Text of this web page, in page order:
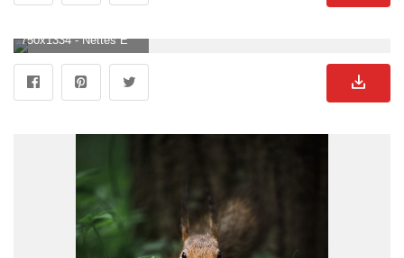
750x1334 - Nettes Eichhörnchen, Moos, Wald 1920x1440 HD Hintergrundbilder, HD, Bild. Eichhornchen Hintergrund für Mobilgerät.